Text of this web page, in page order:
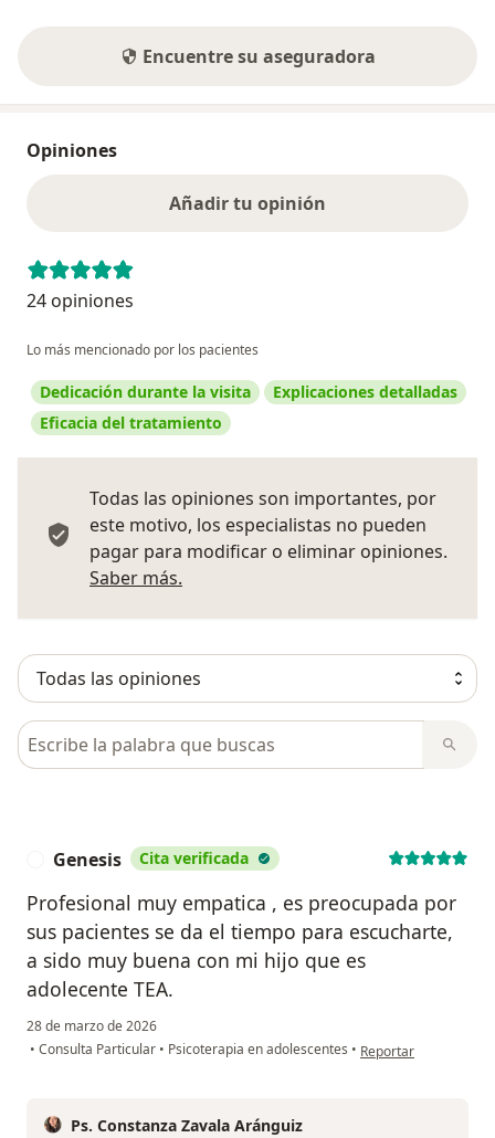
Encuentre su aseguradora
Opiniones
Añadir tu opinión
24 opiniones
Lo más mencionado por los pacientes
Dedicación durante la visita
Explicaciones detalladas
Eficacia del tratamiento
Todas las opiniones son importantes, por
este motivo, los especialistas no pueden
pagar para modificar o eliminar opiniones.
Saber más.
Busca en opiniones
Genesis Cita verificada
Profesional muy empatica , es preocupada por
sus pacientes se da el tiempo para escucharte,
a sido muy buena con mi hijo que es
adolecente TEA.
28 de marzo de 2026
• Consulta Particular • Psicoterapia en adolescentes • en opinión del
Reportar
Ps. Constanza Zavala Aránguiz